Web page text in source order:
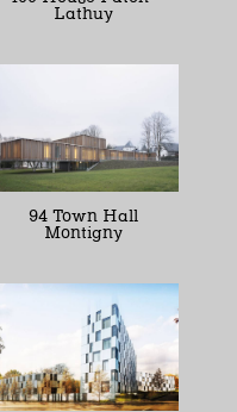
Lathuy
94 Town Hall
Montigny